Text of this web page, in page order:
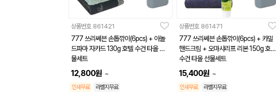
상품번호 861421
777 쓰리쎄븐 손톱깎이(6pcs) + 아놀
드파마 자카드 130g 호텔 수건 타올 선
물세트
12,800원 ~
인쇄무료 라벨지무료
상품번호 861471
777 쓰리쎄븐 손톱깎이(6pcs) + 카밀
핸드크림 + 오마샤리프 리본 150g 호텔
수건 타올 선물세트
15,400원 ~
인쇄무료 라벨지무료